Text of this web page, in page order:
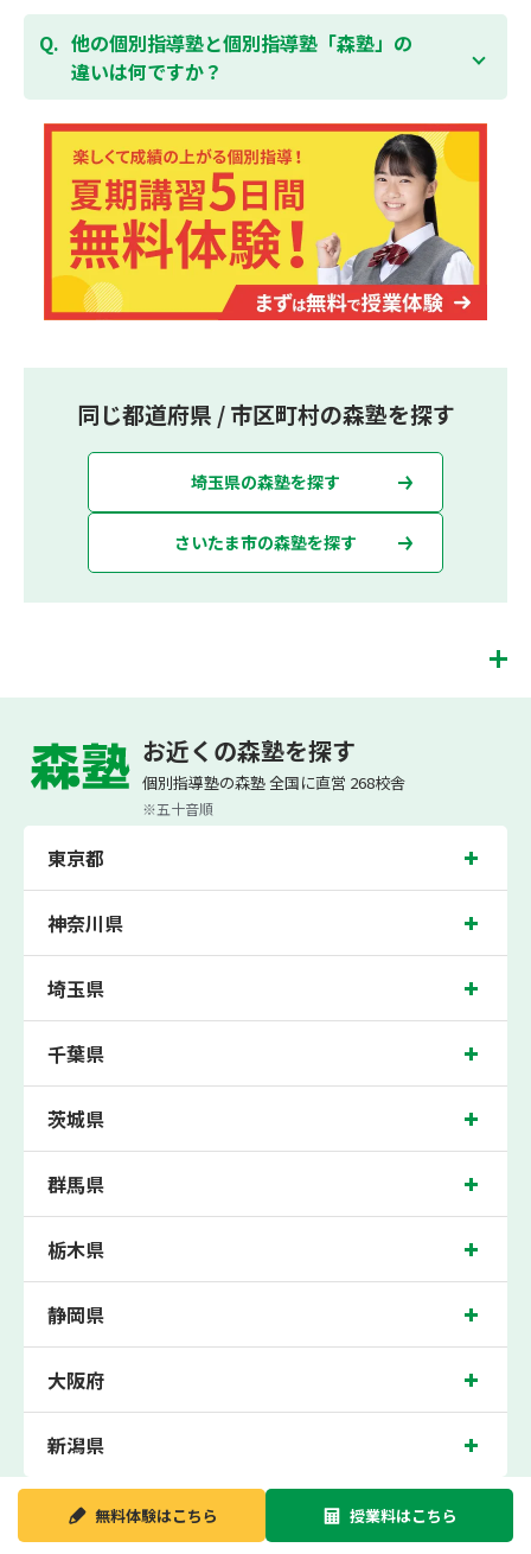
集団指導塾は多人数の生徒に対して授業を行う学校の
授業と似たスタイルでの指導となりますが、個別指導
塾の森塾は一人ひとりの学習スピードに合わせて個別
に指導します。
他の個別指導塾と個別指導塾「森塾」の
違いは何ですか？
個別指導塾の森塾は、「先生1人に生徒2人まで」の個
別指導で、「1科目＋20点の成績保証」が大評判の塾
です。しかも、「保護者様にも安心の授業料」で、多
くの保護者様からご好評いただいております。
同じ都道府県 / 市区町村の森塾を探す
埼玉県の森塾を探す
さいたま市の森塾を探す
数・英語・国語）[個別]とDOJO[集団]、中学生は5科目（数学・英語・国語・理
科・社会）、高校生は7科目（数学・英語・国語[古典・現代文]・理科[物理・化
学・生物・地学]・地理歴史・公民・小論文）を提供しています。
また、個別指導塾「森塾」では「成績保証制度」を提供しており、高校生の入塾後
満でご入塾の場合、受講科目が1科目で+20点以上。60点以上でご入塾の場合、そ
上がらなければ、3学期目の対象科目授業料を全額免除し、1学期間無料で指導させ
ていただきます。＊定期テストの一科目あたりの満点数が100点でない地域では、
100点満点に換算した場合の上記 記載点数相当の内容を保証させていただきます。
原中学校、柏陽中学校、城北中学校、桜山中学校、慈恩寺中学校、川通中学校の各
受験指導などを実施。
岩槻近くの塾・個別指導塾。埼玉県さいたま市の小学生・中学生・高校生の成績ア
ップの塾・個別指導塾なら「森塾 岩槻校」へ。
岩槻校の住所は埼玉県さいたま市。周辺には中原証券や岩槻区役所などがございま
個別指導塾です。岩槻校は地域の評判を呼び、岩槻駅はもちろん、近隣の東岩槻駅
や長里駅からもお通いいただいております。無料体験受付中です！
お近くの森塾を探す
個別指導塾の森塾 全国に直営 268校舎
※五十音順
東京都
神奈川県
埼玉県
千葉県
茨城県
群馬県
栃木県
静岡県
大阪府
新潟県
無料体験はこちら 授業料はこちら